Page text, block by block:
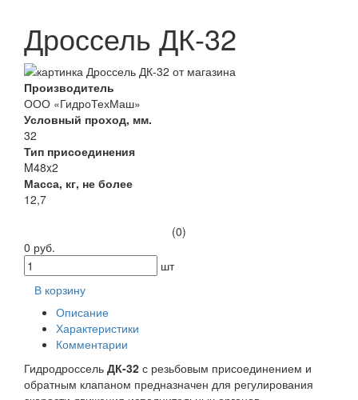
Дроссель ДК-32
Производитель
ООО «ГидроТехМаш»
Условный проход, мм.
32
Тип присоединения
M48x2
Масса, кг, не более
12,7
(0)
0 руб.
шт
В корзину
Описание
Характеристики
Комментарии
Гидродроссель ДК-32 с резьбовым присоединением и
обратным клапаном предназначен для регулирования